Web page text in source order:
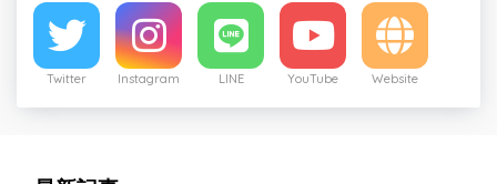
Twitter Instagram LINE YouTube Website